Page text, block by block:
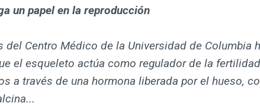
un papel en la reproducción
del Centro Médico de la Universidad de Columbia
el esqueleto actúa como regulador de la
a través de una hormona liberada por el hueso,